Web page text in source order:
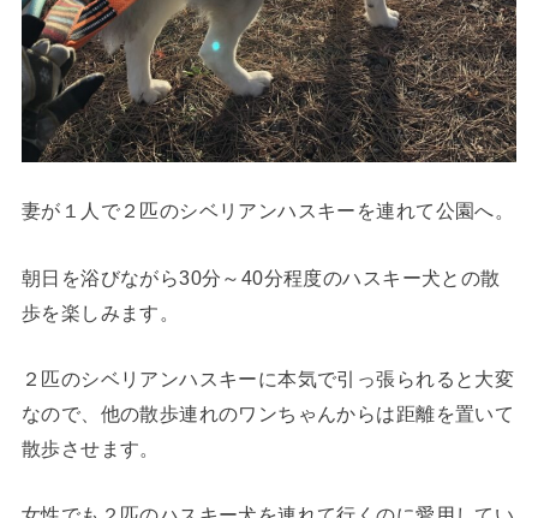
妻が１人で２匹のシベリアンハスキーを連れて公園へ。
朝日を浴びながら30分～40分程度のハスキー犬との散
歩を楽しみます。
２匹のシベリアンハスキーに本気で引っ張られると大変
なので、他の散歩連れのワンちゃんからは距離を置いて
散歩させます。